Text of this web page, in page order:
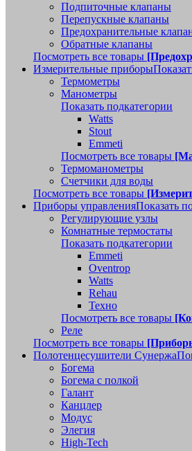
Подпиточные клапаны
Перепускные клапаны
Предохранительные
Обратные клапаны
Посмотреть все товары
Измерительные приборы
Термометры
Манометры
Показать подкатегории
Watts
Stout
Emmeti
Посмотреть все товары
Термоманометры
Счетчики для воды
Посмотреть все товары
Приборы управленияПоказать
Регулирующие узлы
Комнатные термостаты
Показать подкатегории
Emmeti
Oventrop
Watts
Rehau
Техно
Посмотреть все товары
Реле
Посмотреть все товары
Полотенцесушители Сунержа
Богема
Богема с полкой
Галант
Канцлер
Модус
Элегия
High-Tech